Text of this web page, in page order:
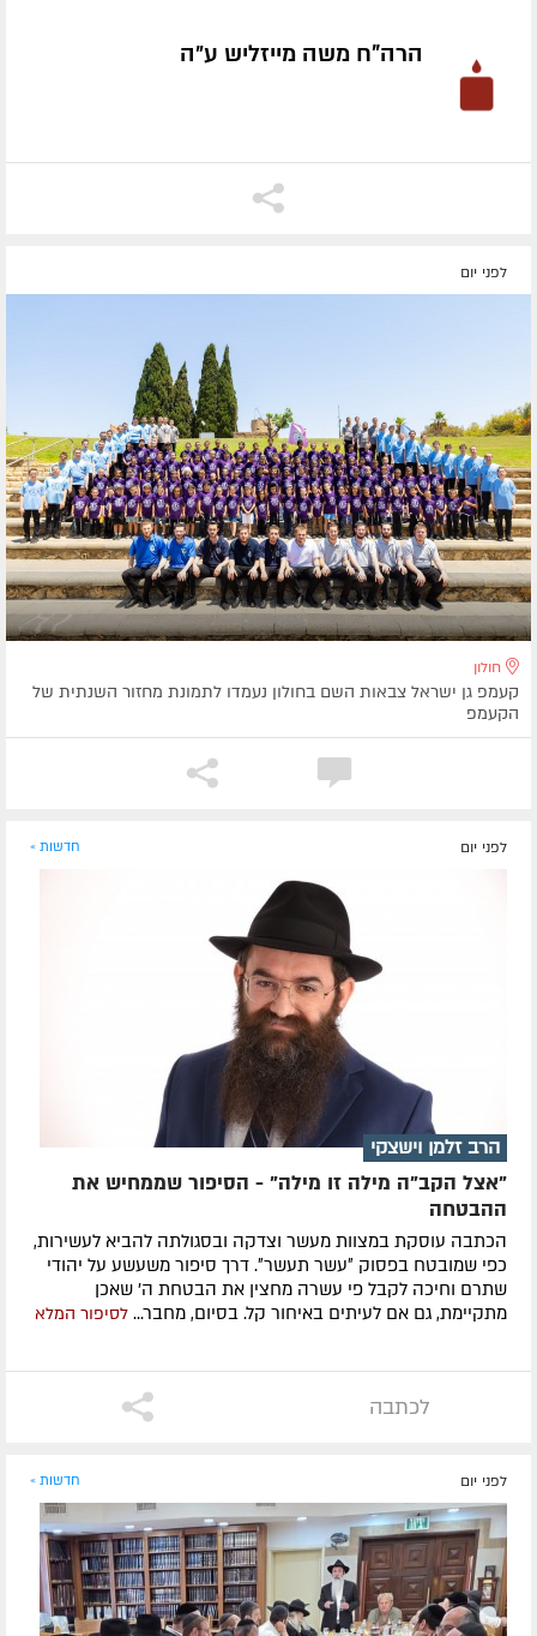
הרה"ח משה מייזליש ע״ה
לפני יום
חולון
קעמפ גן ישראל צבאות השם בחולון נעמדו לתמונת מחזור השנתית של
הקעמפ
לפני יום חדשות »
הרב זלמן וישצקי
"אצל הקב"ה מילה זו מילה" - הסיפור שממחיש את
ההבטחה
הכתבה עוסקת במצוות מעשר וצדקה ובסגולתה להביא לעשירות,
כפי שמובטח בפסוק ״עשר תעשר״. דרך סיפור משעשע על יהודי
שתרם וחיכה לקבל פי עשרה מחצין את הבטחת ה' שאכן
מתקיימת, גם אם לעיתים באיחור קל. בסיום, מחבר... לסיפור המלא
לכתבה
לפני יום חדשות »